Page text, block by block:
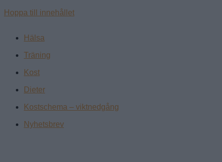
Hoppa till innehållet
Hälsa
Träning
Kost
Dieter
Kostschema – viktnedgång
Nyhetsbrev